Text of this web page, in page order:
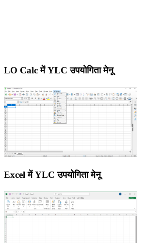
LO Calc में YLC उपयोगिता मेनू
Excel में YLC उपयोगिता मेनू